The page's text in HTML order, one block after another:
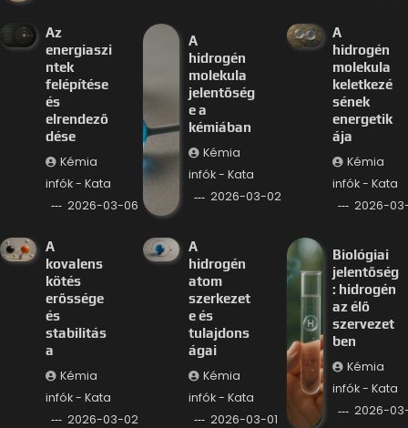
Az
energiaszi
ntek
felépítése
és
elrendező
dése
Kémia
infók - Kata
2026-03-06
A
hidrogén
molekula
jelentőség
e a
kémiában
Kémia
infók - Kata
2026-03-02
A
hidrogén
molekula
keletkezé
sének
energetik
ája
Kémia
infók - Kata
2026-
A
kovalens
kötés
erőssége
és
stabilitás
a
Kémia
infók - Kata
2026-03-02
A
hidrogén
atom
szerkezet
e és
tulajdons
ágai
Kémia
infók - Kata
2026-03-01
Biológiai
jelentőség
: hidrogén
az élő
szervezet
ben
Kémia
infók - Kata
2026-